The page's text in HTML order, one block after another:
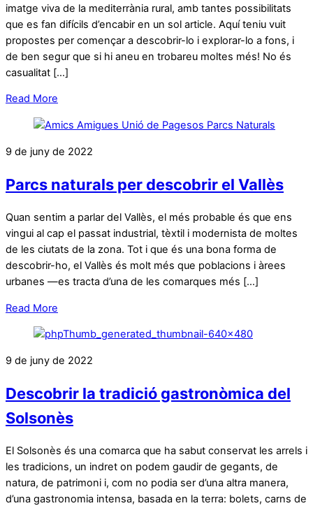
imatge viva de la mediterrània rural, amb tantes possibilitats
que es fan difícils d’encabir en un sol article. Aquí teniu vuit
propostes per començar a descobrir-lo i explorar-lo a fons, i
de ben segur que si hi aneu en trobareu moltes més! No és
casualitat […]
Read More
9 de juny de 2022
Parcs naturals per descobrir el Vallès
Quan sentim a parlar del Vallès, el més probable és que ens
vingui al cap el passat industrial, tèxtil i modernista de moltes
de les ciutats de la zona. Tot i que és una bona forma de
descobrir-ho, el Vallès és molt més que poblacions i àrees
urbanes —es tracta d’una de les comarques més […]
Read More
9 de juny de 2022
Descobrir la tradició gastronòmica del
Solsonès
El Solsonès és una comarca que ha sabut conservat les arrels i
les tradicions, un indret on podem gaudir de gegants, de
natura, de patrimoni i, com no podia ser d’una altra manera,
d’una gastronomia intensa, basada en la terra: bolets, carns de